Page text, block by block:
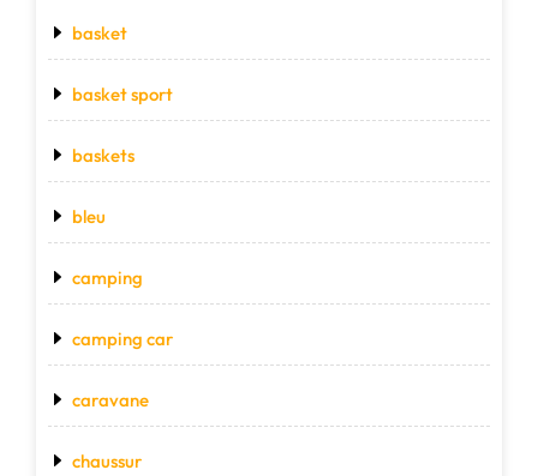
basket
basket sport
baskets
bleu
camping
camping car
caravane
chaussur